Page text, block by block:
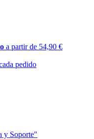
a partir de 54,90 €
pedido
y Soporte"